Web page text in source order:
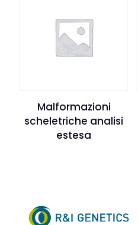
Malformazioni
scheletriche analisi
estesa